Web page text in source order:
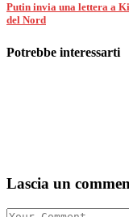
Putin invia una lettera a
del Nord
Potrebbe interessarti
Lascia un